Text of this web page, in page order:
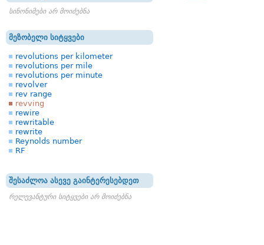
სინონიმები არ მოიძებნა
მეზობელი სიტყვები
revolutions per kilometer
revolutions per mile
revolutions per minute
revolver
rev range
revving
rewire
rewritable
rewrite
Reynolds number
RF
შესაძლოა ასევე გაინტერესებდეთ
რელევანტური სიტყვები არ მოიძებნა